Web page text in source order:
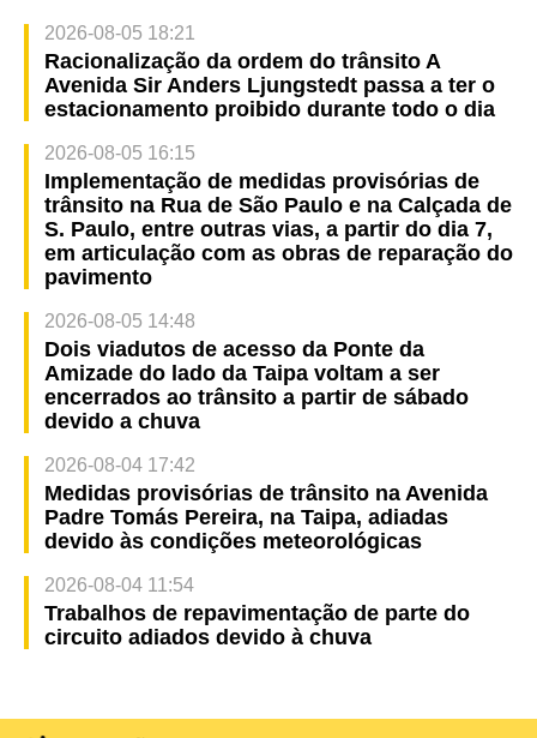
2026-08-05 18:21
Racionalização da ordem do trânsito A
Avenida Sir Anders Ljungstedt passa a ter o
estacionamento proibido durante todo o dia
2026-08-05 16:15
Implementação de medidas provisórias de
trânsito na Rua de São Paulo e na Calçada de
S. Paulo, entre outras vias, a partir do dia 7,
em articulação com as obras de reparação do
pavimento
2026-08-05 14:48
Dois viadutos de acesso da Ponte da
Amizade do lado da Taipa voltam a ser
encerrados ao trânsito a partir de sábado
devido a chuva
2026-08-04 17:42
Medidas provisórias de trânsito na Avenida
Padre Tomás Pereira, na Taipa, adiadas
devido às condições meteorológicas
2026-08-04 11:54
Trabalhos de repavimentação de parte do
circuito adiados devido à chuva